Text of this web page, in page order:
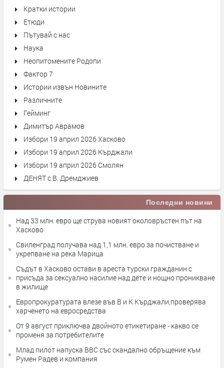
Кратки истории
Етюди
Пътувай с нас
Наука
Неопитомените Родопи
Фактор 7
Истории извън Новините
Различните
Гейминг
Димитър Аврамов
Избори 19 април 2026 Хасково
Избори 19 април 2026 Кърджали
Избори 19 април 2026 Смолян
ДЕНЯТ с В. Дремджиев
Последни новини
Над 33 млн. евро ще струва новият околовръстен път на
Хасково
Свиленград получава над 1,1 млн. евро за почистване и
укрепване на река Марица
Съдът в Хасково остави в ареста турски гражданин с
присъда за сексуално насилие над дете и нощно проникване
в жилище
Европрокуратурата влезе във В и К Кърджали,проверява
харченето на евросредства
От 9 август приключва двойното етикетиране - какво се
променя за потребителите
Млад пилот напуска ВВС със скандално обръщение към
Румен Радев и компания